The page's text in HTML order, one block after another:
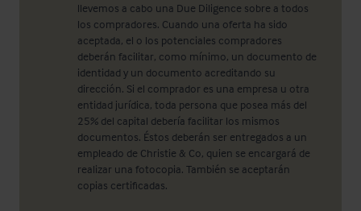
llevemos a cabo una Due Diligence sobre a todos
los compradores. Cuando una oferta ha sido
aceptada, el o los potenciales compradores
deberán facilitar, como mínimo, un documento de
identidad y un documento acreditando su
dirección. Si el comprador es una empresa u otra
entidad jurídica, toda persona que posea más del
25% del capital debería facilitar los mismos
documentos. Éstos deberán ser entregados a un
empleado de Christie & Co, quien se encargará de
realizar una fotocopia. También se aceptarán
copias certificadas.